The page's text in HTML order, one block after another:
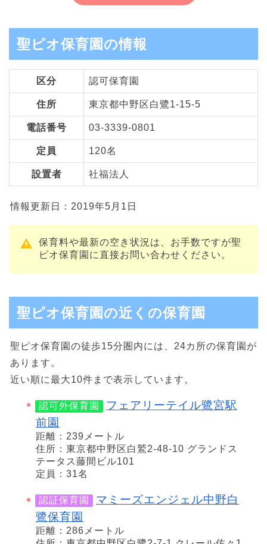
聖ピオ保育園の情報
区分 認可保育園
住所 東京都中野区白鷺1-15-5
電話番号 03-3339-0801
定員 120名
設置者 社福法人
情報更新日：2019年5月1日
保育料や最新の空き状況は、お手数ですが聖
ピオ保育園に直接お問い合わせください。
聖ピオ保育園の近くの保育園
聖ピオ保育園の徒歩15分圏内には、24カ所の保育園が
あります。
近い順に最大10件まで表示しています。
認可外保育園
フェアリーテイル鷺宮駅
前園
距離：239メートル
住所：東京都中野区白鷲2-48-10 グランドス
テータス藤間ビル101
定員：31名
認証保育園
マミーズエンジェル中野白
鷺保育園
距離：286メートル